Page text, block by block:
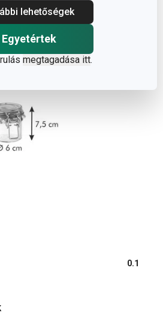
lehetőségek
Egyetértek
megtagadása itt.
0.1